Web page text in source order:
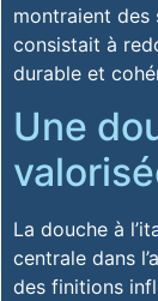
montraient des
consistait à
durable et
Une
La douche à
centrale dans
des finitions